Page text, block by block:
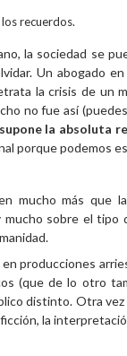
recuerdos.
la sociedad se
Un abogado en
la crisis de un
no fue así
la absoluta
porque podemos
mucho más que
sobre el tipo
producciones
(que de lo otro
distinto. Otra vez
la